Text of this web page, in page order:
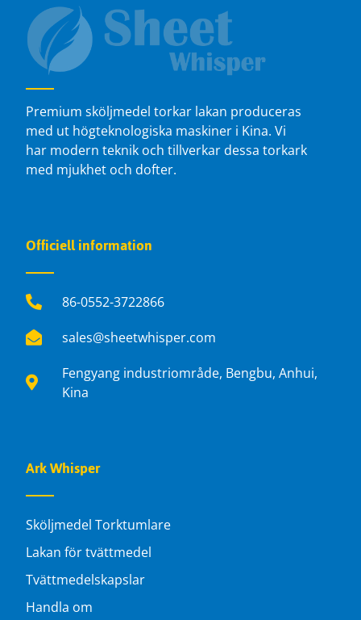
Premium sköljmedel torkar lakan produceras
med ut högteknologiska maskiner i Kina. Vi
har modern teknik och tillverkar dessa torkark
med mjukhet och dofter.
Officiell information
86-0552-3722866
sales@sheetwhisper.com
Fengyang industriområde, Bengbu, Anhui,
Kina
Ark Whisper
Sköljmedel Torktumlare
Lakan för tvättmedel
Tvättmedelskapslar
Handla om